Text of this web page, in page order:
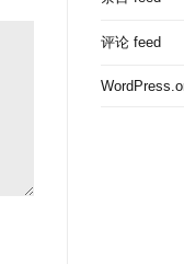
评论 feed